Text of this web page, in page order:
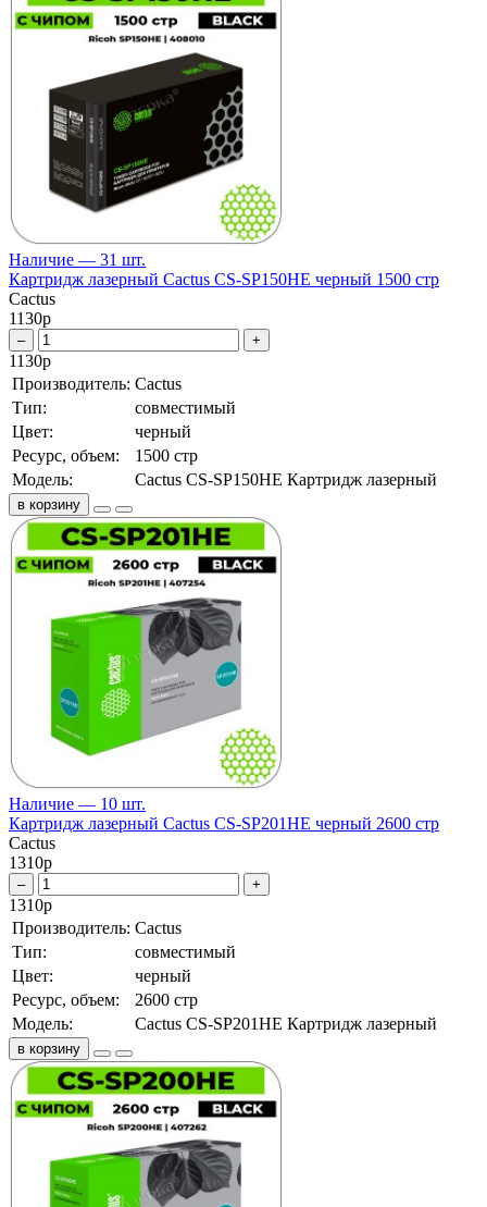
Наличие — 31 шт.
Картридж лазерный Cactus CS-SP150HE черный 1500 стр
Cactus
1130р
– +
1130р
Производитель: Cactus
Тип:
совместимый
Цвет:
черный
Ресурс, объем:
1500 стр
Модель:
Cactus CS-SP150HE Картридж лазерный
в корзину
Наличие — 10 шт.
Картридж лазерный Cactus CS-SP201HE черный 2600 стр
Cactus
1310р
– +
1310р
Производитель: Cactus
Тип:
совместимый
Цвет:
черный
Ресурс, объем:
2600 стр
Модель:
Cactus CS-SP201HE Картридж лазерный
в корзину